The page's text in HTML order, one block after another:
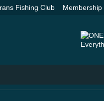
Fishing Club